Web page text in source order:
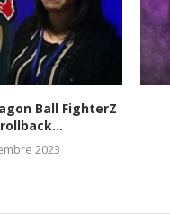
Ball FighterZ
2023